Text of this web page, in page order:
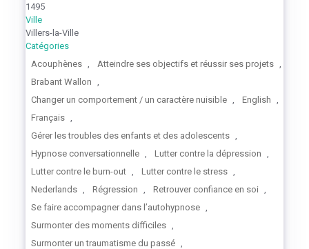
1495
Ville
Villers-la-Ville
Catégories
Acouphènes , Atteindre ses objectifs et réussir ses projets ,
Brabant Wallon ,
Changer un comportement / un caractère nuisible , English ,
Français ,
Gérer les troubles des enfants et des adolescents ,
Hypnose conversationnelle , Lutter contre la dépression ,
Lutter contre le burn-out , Lutter contre le stress ,
Nederlands , Régression , Retrouver confiance en soi ,
Se faire accompagner dans l’autohypnose ,
Surmonter des moments difficiles ,
Surmonter un traumatisme du passé ,